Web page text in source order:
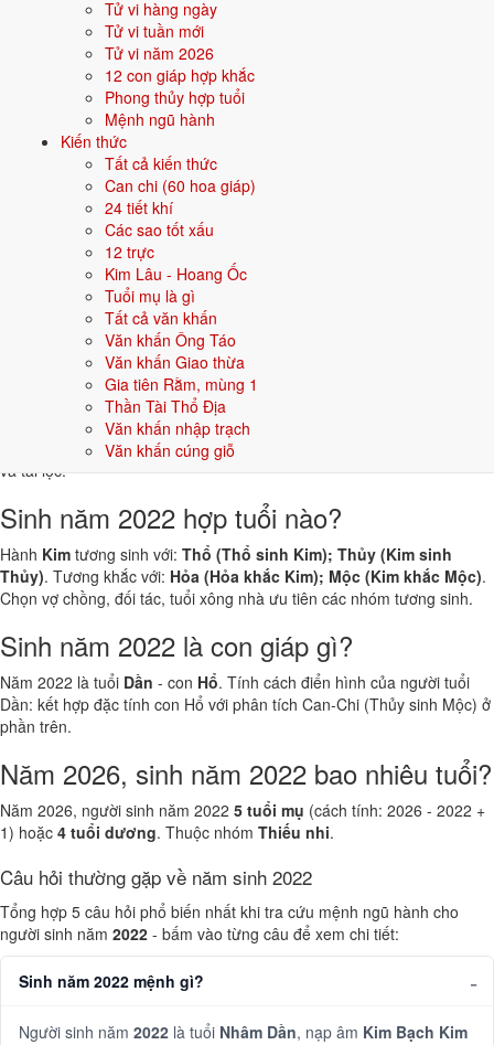
Tử vi hàng ngày
Tử vi tuần mới
Tử vi năm 2026
12 con giáp hợp khắc
Phong thủy hợp tuổi
Mệnh ngũ hành
Kiến thức
Tất cả kiến thức
Can chi (60 hoa giáp)
24 tiết khí
Các sao tốt xấu
12 trực
Kim Lâu - Hoang Ốc
Tuổi mụ là gì
Tất cả văn khấn
Văn khấn Ông Táo
Văn khấn Giao thừa
Gia tiên Rằm, mùng 1
Thần Tài Thổ Địa
Văn khấn nhập trạch
Văn khấn cúng giỗ
👧 Nữ
Gợi ý tên đẹp cho Nam mệnh Kim:
Quang Kim Sinh Kim
Sinh năm 2022 hợp gì - kỵ gì
Người sinh năm2022mệnhKimhợp các yếu tố thuộc bản mệnh và
tương sinh, kỵ các yếu tố tương khắc. Cụ thể trên 5 phương diện:
Sinh năm 2022 hợp màu gì?
Người mệnhKimsinh năm 2022 nên ưu tiên các màu thuộc bản mệnh
và màu tương sinh:Trắng, Bạc, Xám, Vàng nhạt
xe, sơn nhà, vật phẩm phong thuỷ.
Sinh năm 2022 hợp hướng nào?
Tây, Tây Bắc . Đặt bàn thờ, hướng giường, hướng cửa
chính trùng hoặc tương sinh với mệnh Kim giúp tăng vận khí, sức khoẻ
và tài lộc.
Sinh năm 2022 hợp tuổi nào?
Hành Kim tương sinh với: Thổ (Thổ sinh Kim); Thủy (Kim sinh
Thủy). Tương khắc với: Hỏa (Hỏa khắc Kim); Mộc (Kim khắc Mộc).
Chọn vợ chồng, đối tác, tuổi xông nhà ưu tiên các nhóm tương sinh.
Sinh năm 2022 là con giáp gì?
Năm 2022 là tuổi Dần - con Hổ. Tính cách điển hình của người tuổi
Dần: kết hợp đặc tính con Hổ với phân tích Can-Chi (Thủy sinh Mộc) ở
phần trên.
Năm 2026, sinh năm 2022 bao nhiêu tuổi?
Năm 2026, người sinh năm 2022 5 tuổi mụ (cách tính: 2026 - 2022 +
1) hoặc 4 tuổi dương. Thuộc nhóm Thiếu nhi.
Câu hỏi thường gặp về năm sinh 2022
Tổng hợp 5 câu hỏi phổ biến nhất khi tra cứu mệnh ngũ hành cho
người sinh năm 2022 - bấm vào từng câu để xem chi tiết:
Sinh năm 2022 mệnh gì?
Người sinh năm 2022 là tuổi Nhâm Dần, nạp âm Kim Bạch Kim